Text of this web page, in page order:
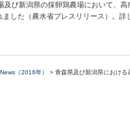
び新潟県の採卵鶏農場において、高
した（農水省プレスリリース）。詳
News（2016年） > 青森県及び新潟県におけ